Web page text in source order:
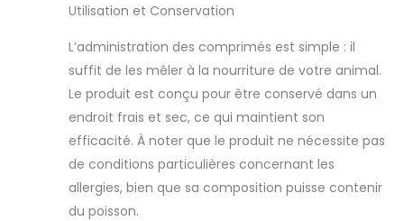
compléments
articulation au
Royaume-Uni, ce
complément
articulation chien
senior, à base de
moule verte chien
et de glucosamine
chondroïtine
chien, repose sur
Utilisation et Conservation
L’administration des comprimés est simple : il
suffit de les mêler à la nourriture de votre animal.
Le produit est conçu pour être conservé dans un
endroit frais et sec, ce qui maintient son
efficacité. À noter que le produit ne nécessite pas
de conditions particulières concernant les
allergies, bien que sa composition puisse contenir
du poisson.